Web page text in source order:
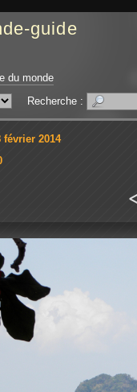
guide
du monde
Recherche :
février 2014